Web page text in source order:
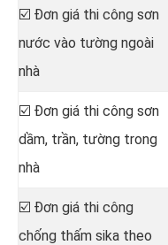
☑️ Đơn giá thi công sơn
nước vào tường ngoài
nhà
☑️ Đơn giá thi công sơn
dầm, trần, tường trong
nhà
☑️ Đơn giá thi công
chống thấm sika theo